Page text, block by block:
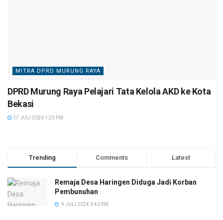
MITRA DPRD MURUNG RAYA
DPRD Murung Raya Pelajari Tata Kelola AKD ke Kota
Bekasi
17 JULI 2026 1:23 PM
Trending Comments Latest
Remaja Desa Haringen Diduga Jadi Korban
Pembunuhan
9 JULI 2024 3:43 PM